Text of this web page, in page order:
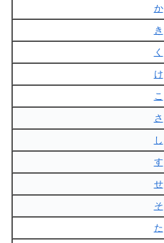
か
き
く
け
こ
さ
し
す
せ
そ
た